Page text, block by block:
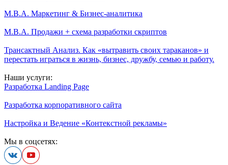
M.B.A. Маркетинг & Бизнес-аналитика
M.B.A. Продажи + схема разработки скриптов
Трансактный Анализ. Как «вытравить своих тараканов» и
перестать играться в жизнь, бизнес, дружбу, семью и работу.
Наши услуги:
Разработка Landing Page
Разработка корпоративного сайта
Настройка и Ведение «Контекстной рекламы»
Мы в соцсетях: